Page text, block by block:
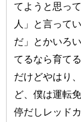
てようと思っ
人」と言って
だ」とかいろ
てるなら育て
だけどやはり
ど、僕は運転
停だしレッド